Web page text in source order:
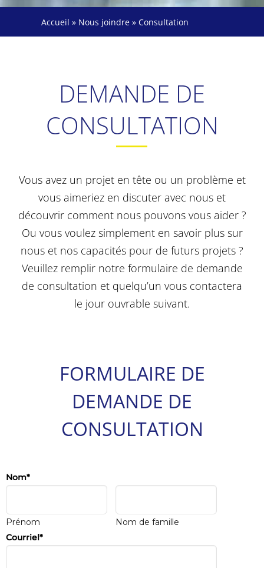
Accueil » Nous joindre » Consultation
DEMANDE DE
CONSULTATION
Vous avez un projet en tête ou un problème et
vous aimeriez en discuter avec nous et
découvrir comment nous pouvons vous aider ?
Ou vous voulez simplement en savoir plus sur
nous et nos capacités pour de futurs projets ?
Veuillez remplir notre formulaire de demande
de consultation et quelqu’un vous contactera
le jour ouvrable suivant.
FORMULAIRE DE
DEMANDE DE
CONSULTATION
Nom*
Prénom
Nom de famille
Courriel*